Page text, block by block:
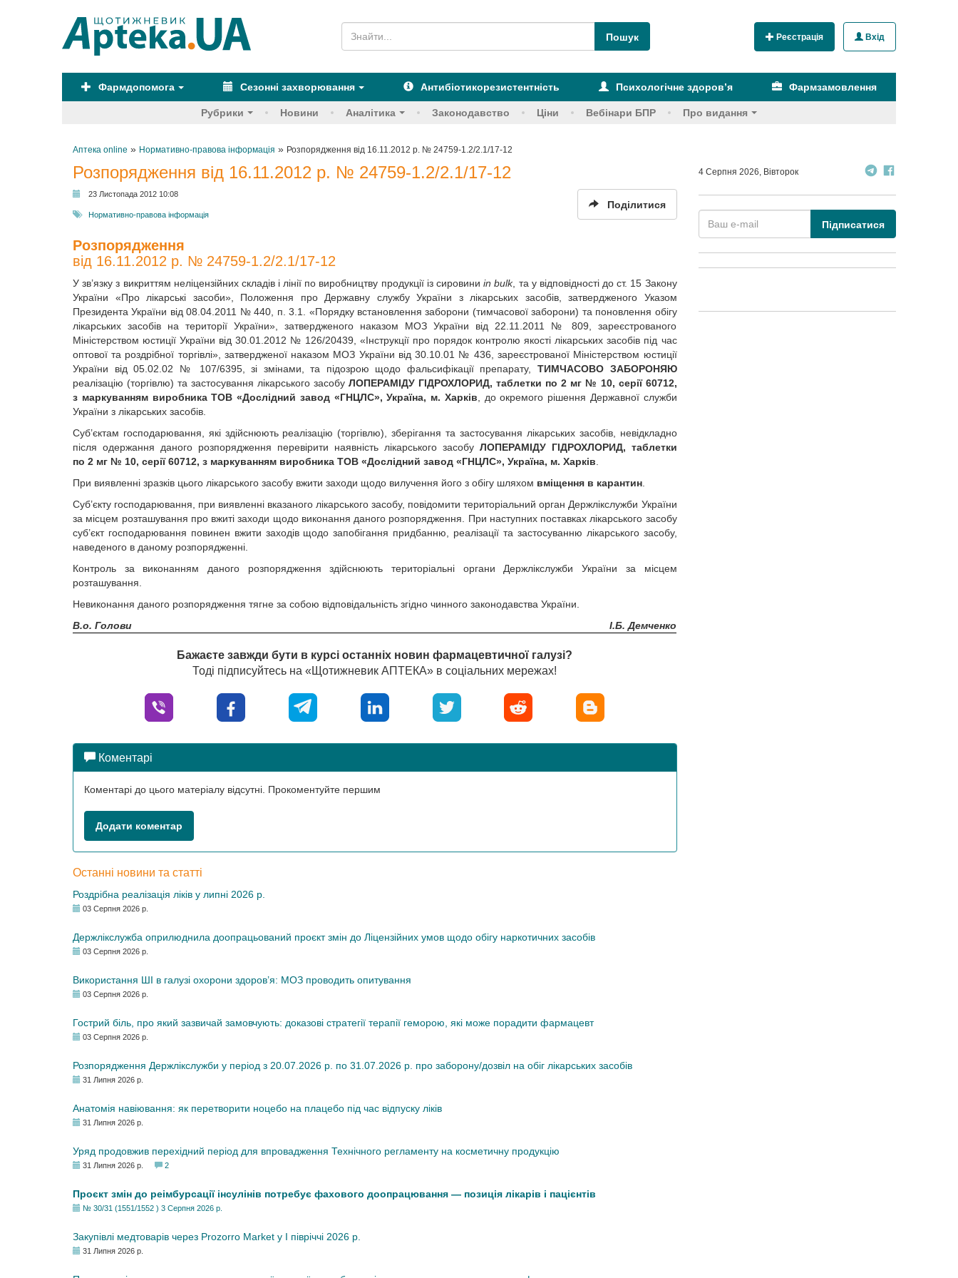
Реєстрація Вхід
Фармдопомога Сезонні захворювання Антибіотикорезистентність Психологічне здоров’я Фармзамовлення
Рубрики Новини Аналітика Законодавство Ціни Вебінари БПР Про видання
Аптека online » Нормативно-правова інформація » Розпорядження від 16.11.2012 р. № 24759-1.2/2.1/17-12
Розпорядження від 16.11.2012 р. № 24759-1.2/2.1/17-12
23 Листопада 2012 10:08
Нормативно-правова інформація
Поділитися
Розпорядження
від 16.11.2012 р. № 24759-1.2/2.1/17-12
У зв’язку з викриттям неліцензійних складів і лінії по виробництву продукції із сировиниin bulk, та у відповідності до ст. 15 Закону
України «Про лікарські засоби», Положення про Державну службу України з лікарських засобів, затвердженого Указом
Президента України від 08.04.2011 № 440, п. 3.1. «Порядку встановлення заборони (тимчасової заборони) та поновлення обігу
лікарських засобів на території України», затвердженого наказом МОЗ України від 22.11.2011 № 809, зареєстрованого
Міністерством юстиції України від 30.01.2012 № 126/20439, «Інструкції про порядок контролю якості лікарських засобів під час
оптової та роздрібної торгівлі», затвердженої наказом МОЗ України від 30.10.01 № 436, зареєстрованої Міністерством юстиції
України від 05.02.02 № 107/6395, зі змінами, та підозрою щодо фальсифікації препарату, ТИМЧАСОВО ЗАБОРОНЯЮ
реалізацію (торгівлю) та застосування лікарського засобу ЛОПЕРАМІДУ ГІДРОХЛОРИД, таблетки по 2 мг № 10, серії 60712,
з маркуванням виробника ТОВ «Дослідний завод «ГНЦЛС», Україна, м. Харків , до окремого рішення Державної служби
України з лікарських засобів.
Суб’єктам господарювання, які здійснюють реалізацію (торгівлю), зберігання та застосування лікарських засобів, невідкладно
після одержання даного розпорядження перевірити наявність лікарського засобу ЛОПЕРАМІДУ ГІДРОХЛОРИД, таблетки
по 2 мг № 10, серії 60712, з маркуванням виробника ТОВ «Дослідний завод «ГНЦЛС», Україна, м. Харків
При виявленні зразків цього лікарського засобу вжити заходи щодо вилучення його з обігу шляхом вміщення в карантин
Суб’єкту господарювання, при виявленні вказаного лікарського засобу, повідомити територіальний орган Держлікслужби України
за місцем розташування про вжиті заходи щодо виконання даного розпорядження. При наступних поставках лікарського засобу
суб’єкт господарювання повинен вжити заходів щодо запобігання придбанню, реалізації та застосуванню лікарського засобу,
наведеного в даному розпорядженні.
Контроль за виконанням даного розпорядження здійснюють територіальні органи Держлікслужби України за місцем
розташування.
Невиконання даного розпорядження тягне за собою відповідальність згідно чинного законодавства України.
В.о. Голови
І.Б. Демченко
Бажаєте завжди бути в курсі останніх новин фармацевтичної галузі?
Тоді підписуйтесь на «Щотижневик АПТЕКА» в соціальних мережах!
Коментарі
Коментарі до цього матеріалу відсутні. Прокоментуйте першим
Додати коментар
Останні новини та статті
Роздрібна реалізація ліків у липні 2026 р.
03 Серпня 2026 р.
Держлікслужба оприлюднила доопрацьований проєкт змін до Ліцензійних умов щодо обігу наркотичних засобів
03 Серпня 2026 р.
Використання ШІ в галузі охорони здоров’я: МОЗ проводить опитування
03 Серпня 2026 р.
Гострий біль, про який зазвичай замовчують: доказові стратегії терапії геморою, які може порадити фармацевт
03 Серпня 2026 р.
Розпорядження Держлікслужби у період з 20.07.2026 р. по 31.07.2026 р. про заборону/дозвіл на обіг лікарських засобів
31 Липня 2026 р.
Анатомія навіювання: як перетворити ноцебо на плацебо під час відпуску ліків
31 Липня 2026 р.
Уряд продовжив перехідний період для впровадження Технічного регламенту на косметичну продукцію
31 Липня 2026 р. 2
Проєкт змін до реімбурсації інсулінів потребує фахового доопрацювання — позиція лікарів і пацієнтів
№ 30/31 (1551/1552 ) 3 Серпня 2026 р.
Закупівлі медтоварів через Prozorro Market у I півріччі 2026 р.
31 Липня 2026 р.
4 Серпня 2026, Вівторок
Підписатися